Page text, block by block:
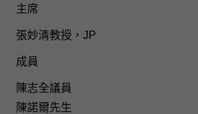
主席
張妙清教授，JP
成員
陳志全議員
陳諾爾先生